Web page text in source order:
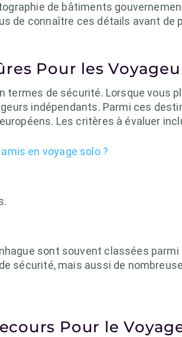
de bâtiments
de connaître ces détails avant de
Pour les
de sécurité. Lorsque vous
indépendants. Parmi ces
Les critères à évaluer
en voyage solo ?
sont souvent classées
sécurité, mais aussi de
Pour le